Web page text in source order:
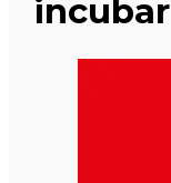
incubar